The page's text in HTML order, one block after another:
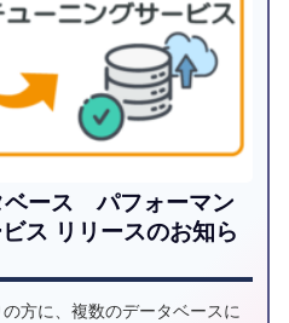
ベース パフォーマン
ス リリースのお知ら
方に、複数のデータベースに